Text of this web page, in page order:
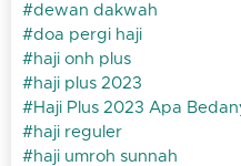
dewan dakwah
doa pergi haji
haji onh plus
haji plus 2023
Haji Plus 2023 Apa
haji reguler
haji umroh sunnah